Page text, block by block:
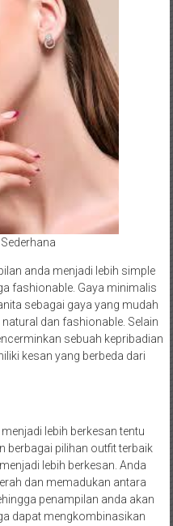
anda menjadi lebih simple
fashionable. Gaya minimalis
sebagai gaya yang mudah
dan fashionable. Selain
sebuah kepribadian
kesan yang berbeda dari
lebih berkesan tentu
berbagai pilihan outfit terbaik
lebih berkesan. Anda
dan memadukan antara
penampilan anda akan
dapat mengkombinasikan